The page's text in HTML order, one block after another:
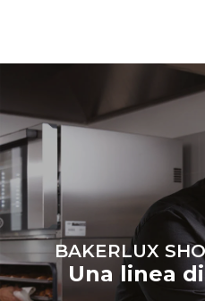
BAKERLUX
Una linea